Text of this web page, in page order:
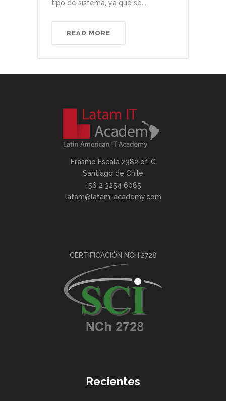
tipo de sistema, ya que se...
READ MORE
Erasmo Escala 2382 of. C
Santiago de Chile
+56 2 3254 6085
latam@latam-academy.com
CERTIFICACIÓN NCH:2728
Recientes